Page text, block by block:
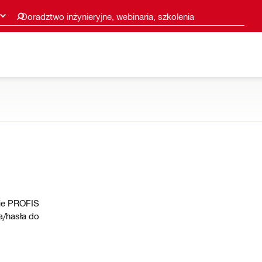
Doradztwo inżynieryjne, webinaria, szkolenia
PROFIS
hasła do